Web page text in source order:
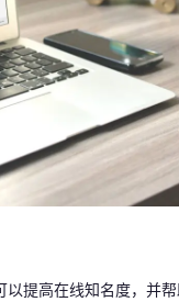
提高在线知名度，并